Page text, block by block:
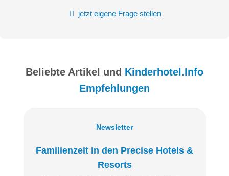
jetzt eigene Frage stellen
Beliebte Artikel und Kinderhotel.Info
Empfehlungen
Familienzeit in den Precise Hotels &
Resorts
Newsletter